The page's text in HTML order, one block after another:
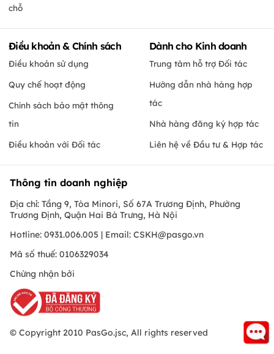
chỗ
Điều khoản & Chính sách
Điều khoản sử dụng
Quy chế hoạt động
Chính sách bảo mật thông
tin
Điều khoản với Đối tác
Dành cho Kinh doanh
Trung tâm hỗ trợ Đối tác
Hướng dẫn nhà hàng hợp
tác
Nhà hàng đăng ký hợp tác
Liên hệ về Đầu tư & Hợp tác
Thông tin doanh nghiệp
Địa chỉ: Tầng 9, Tòa Minori, Số 67A Trương Định, Phường
Trương Định, Quận Hai Bà Trưng, Hà Nội
Hotline: 0931.006.005 | Email: CSKH@pasgo.vn
Mã số thuế: 0106329034
Chứng nhận bởi
© Copyright 2010 PasGo.jsc, All rights reserved